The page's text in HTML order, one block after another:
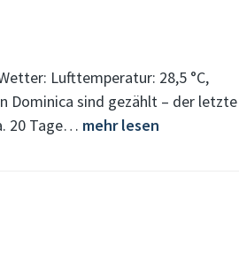
Lufttemperatur: 28,5 °C,
Dominica sind gezählt – der letzte
20 Tage… mehr lesen